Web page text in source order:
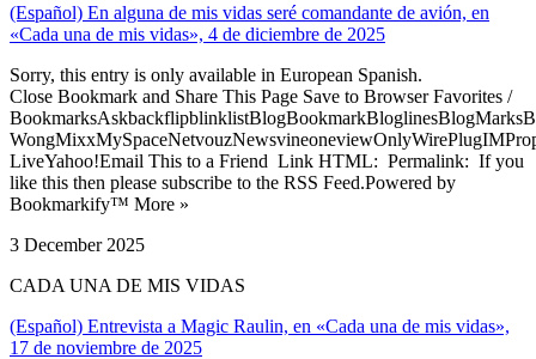
(Español) En alguna de mis vidas seré comandante de avión, en
«Cada una de mis vidas», 4 de diciembre de 2025
Sorry, this entry is only available in European Spanish.
Close Bookmark and Share This Page Save to Browser Favorites /
LiveYahoo!Email This to a Friend Link HTML: Permalink: If you
like this then please subscribe to the RSS Feed.Powered by
Bookmarkify™ More »
3 December 2025
CADA UNA DE MIS VIDAS
(Español) Entrevista a Magic Raulin, en «Cada una de mis vidas»,
17 de noviembre de 2025